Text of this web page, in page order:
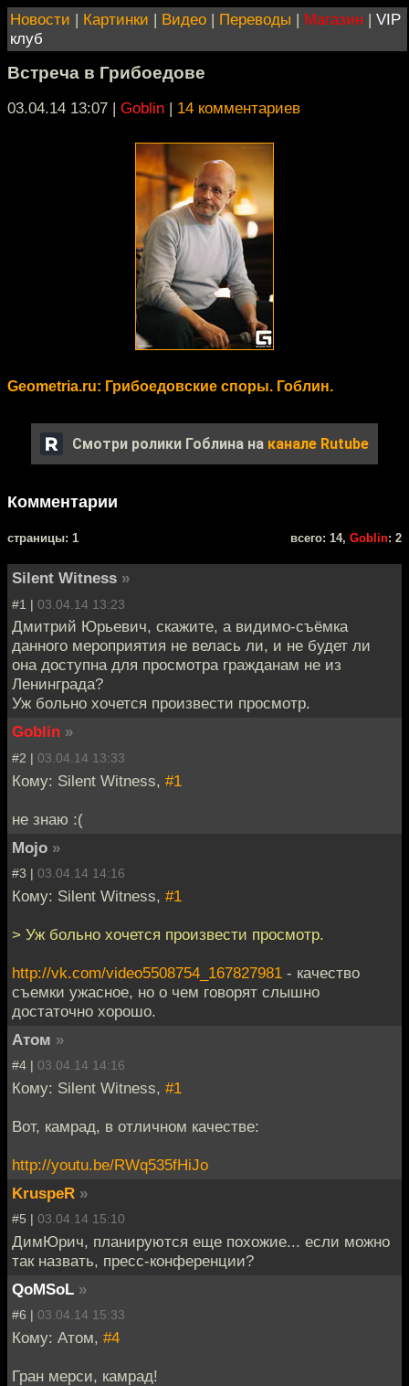
Новости | Картинки | Видео | Переводы | Магазин | VIP
клуб
Встреча в Грибоедове
03.04.14 13:07 | Goblin | 14 комментариев
Geometria.ru: Грибоедовские споры. Гоблин.
Смотри ролики Гоблина на канале Rutube
Комментарии
cтраницы: 1 всего: 14, Goblin: 2
Silent Witness »
#1 | 03.04.14 13:23
Дмитрий Юрьевич, скажите, а видимо-съёмка
данного мероприятия не велась ли, и не будет ли
она доступна для просмотра гражданам не из
Ленинграда?
Уж больно хочется произвести просмотр.
Goblin »
#2 | 03.04.14 13:33
Кому: Silent Witness, #1
не знаю :(
Mojo »
#3 | 03.04.14 14:16
Кому: Silent Witness, #1
> Уж больно хочется произвести просмотр.
http://vk.com/video5508754_167827981 - качество
съемки ужасное, но о чем говорят слышно
достаточно хорошо.
Атом »
#4 | 03.04.14 14:16
Кому: Silent Witness, #1
Вот, камрад, в отличном качестве:
http://youtu.be/RWq535fHiJo
KruspeR »
#5 | 03.04.14 15:10
ДимЮрич, планируются еще похожие... если можно
так назвать, пресс-конференции?
QoMSoL »
#6 | 03.04.14 15:33
Кому: Атом, #4
Гран мерси, камрад!